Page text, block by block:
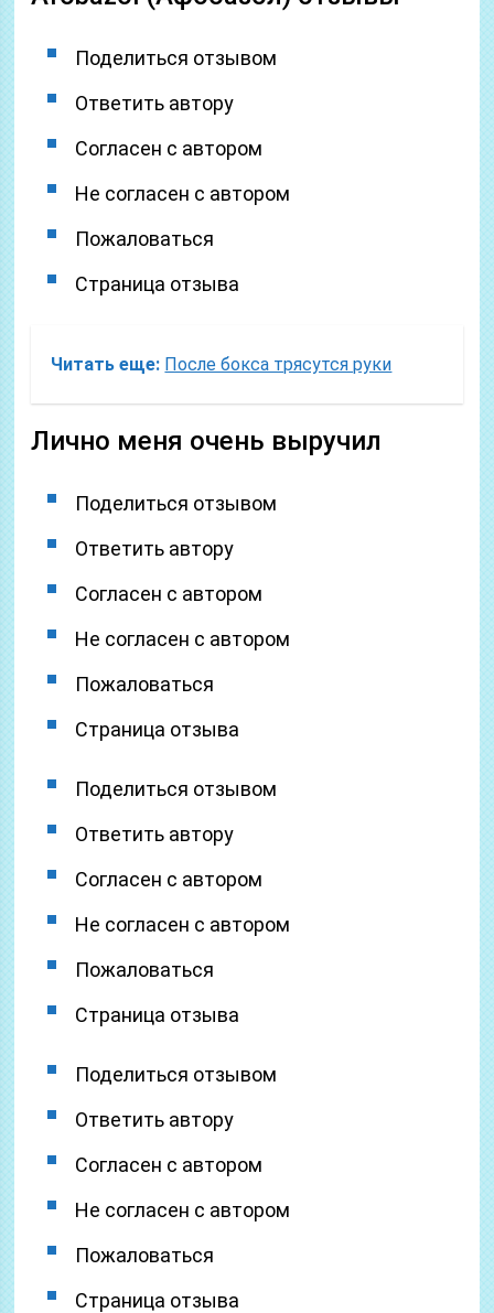
Поделиться отзывом
Ответить автору
Согласен с автором
Не согласен с автором
Пожаловаться
Страница отзыва
Читать еще: После бокса трясутся руки
Лично меня очень выручил
Поделиться отзывом
Ответить автору
Согласен с автором
Не согласен с автором
Пожаловаться
Страница отзыва
Поделиться отзывом
Ответить автору
Согласен с автором
Не согласен с автором
Пожаловаться
Страница отзыва
Поделиться отзывом
Ответить автору
Согласен с автором
Не согласен с автором
Пожаловаться
Страница отзыва